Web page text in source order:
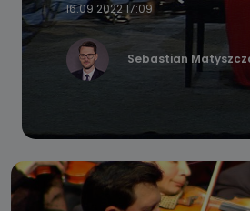
16.09.2022 17:09
Sebastian